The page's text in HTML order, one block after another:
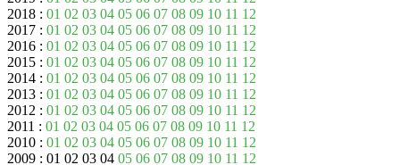
2018 : 01 02 03 04 05 06 07 08 09 10 11 12
2017 : 01 02 03 04 05 06 07 08 09 10 11 12
2016 : 01 02 03 04 05 06 07 08 09 10 11 12
2015 : 01 02 03 04 05 06 07 08 09 10 11 12
2014 : 01 02 03 04 05 06 07 08 09 10 11 12
2013 : 01 02 03 04 05 06 07 08 09 10 11 12
2012 : 01 02 03 04 05 06 07 08 09 10 11 12
2011 : 01 02 03 04 05 06 07 08 09 10 11 12
2010 : 01 02 03 04 05 06 07 08 09 10 11 12
2009 : 01 02 03 04 05 06 07 08 09 10 11 12